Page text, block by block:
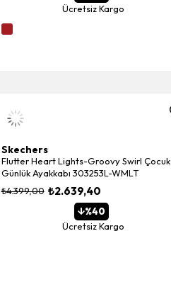
Ücretsiz Kargo
Skechers
Flutter Heart Lights-Groovy Swirl Çocuk
Günlük Ayakkabı 303253L-WMLT
₺2.639,40
₺4.399,00
%40
Ücretsiz Kargo